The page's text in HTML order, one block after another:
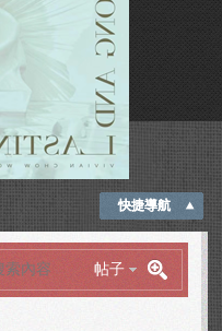
快捷導航
帖子